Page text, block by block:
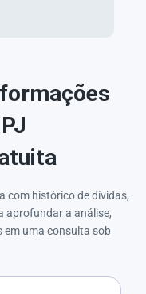
com histórico de dívidas,
aprofundar a análise,
em uma consulta sob